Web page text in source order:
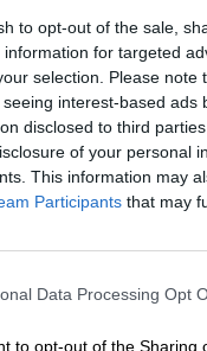
to opt-out of the sale,
information for targeted
selection. Please
interest-based ads
disclosed to third
of your personal
This information may
Participants that may
Data Processing Opt
to opt-out of the Sharing
Los
Minero
PorRocío
Más
miércoles, 30